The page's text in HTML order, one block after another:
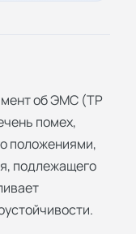
об ЭМС (ТР
помех,
положениями,
подлежащего